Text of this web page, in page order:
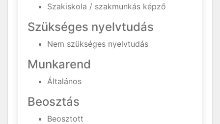
Szakiskola / szakmunkás képző
Szükséges nyelvtudás
Nem szükséges nyelvtudás
Munkarend
Általános
Beosztás
Beosztott